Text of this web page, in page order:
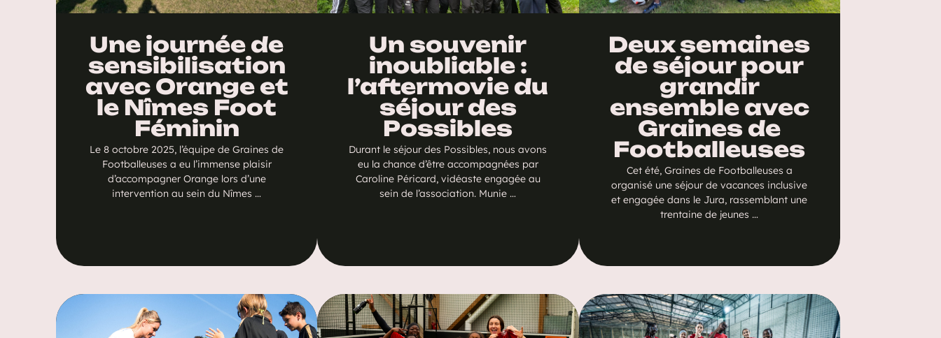
Une journée de
sensibilisation
avec Orange et
le Nîmes Foot
Féminin
Le 8 octobre 2025, l’équipe de Graines de
Footballeuses a eu l’immense plaisir
d’accompagner Orange lors d’une
intervention au sein du Nîmes …
Un souvenir
inoubliable :
l’aftermovie du
séjour des
Possibles
Durant le séjour des Possibles, nous avons
eu la chance d’être accompagnées par
Caroline Péricard, vidéaste engagée au
sein de l’association. Munie …
Deux semaines
de séjour pour
grandir
ensemble avec
Graines de
Footballeuses
Cet été, Graines de Footballeuses a
organisé une séjour de vacances inclusive
et engagée dans le Jura, rassemblant une
trentaine de jeunes …